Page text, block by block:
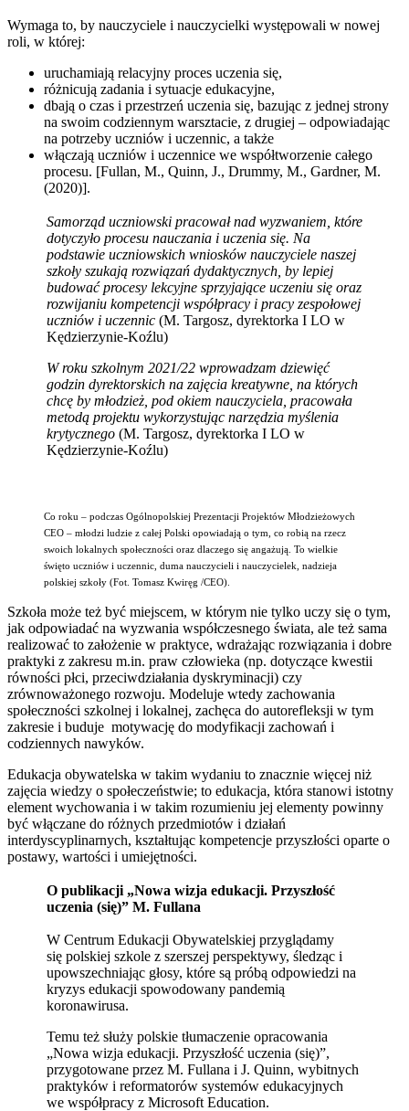
Wymaga to, by nauczyciele i nauczycielki występowali w nowej
roli, w której:
uruchamiają relacyjny proces uczenia się,
różnicują zadania i sytuacje edukacyjne,
dbają o czas i przestrzeń uczenia się, bazując z jednej strony
na swoim codziennym warsztacie, z drugiej – odpowiadając
na potrzeby uczniów i uczennic, a także
włączają uczniów i uczennice we współtworzenie całego
procesu. [Fullan, M., Quinn, J., Drummy, M., Gardner, M.
(2020)].
Samorząd uczniowski pracował nad wyzwaniem, które
dotyczyło procesu nauczania i uczenia się. Na
podstawie uczniowskich wniosków nauczyciele naszej
szkoły szukają rozwiązań dydaktycznych, by lepiej
budować procesy lekcyjne sprzyjające uczeniu się oraz
rozwijaniu kompetencji współpracy i pracy zespołowej
uczniów i uczennic (M. Targosz, dyrektorka I LO w
Kędzierzynie-Koźlu)
W roku szkolnym 2021/22 wprowadzam dziewięć
godzin dyrektorskich na zajęcia kreatywne, na których
chcę by młodzież, pod okiem nauczyciela, pracowała
metodą projektu wykorzystując narzędzia myślenia
krytycznego (M. Targosz, dyrektorka I LO w
Kędzierzynie-Koźlu)
Co roku – podczas Ogólnopolskiej Prezentacji Projektów Młodzieżowych
CEO – młodzi ludzie z całej Polski opowiadają o tym, co robią na rzecz
swoich lokalnych społeczności oraz dlaczego się angażują. To wielkie
święto uczniów i uczennic, duma nauczycieli i nauczycielek, nadzieja
polskiej szkoły (Fot. Tomasz Kwiręg /CEO).
Szkoła może też być miejscem, w którym nie tylko uczy się o tym,
jak odpowiadać na wyzwania współczesnego świata, ale też sama
realizować to założenie w praktyce, wdrażając rozwiązania i dobre
praktyki z zakresu m.in. praw człowieka (np. dotyczące kwestii
równości płci, przeciwdziałania dyskryminacji) czy
zrównoważonego rozwoju. Modeluje wtedy zachowania
społeczności szkolnej i lokalnej, zachęca do autorefleksji w tym
zakresie i buduje motywację do modyfikacji zachowań i
codziennych nawyków.
Edukacja obywatelska w takim wydaniu to znacznie więcej niż
zajęcia wiedzy o społeczeństwie; to edukacja, która stanowi istotny
element wychowania i w takim rozumieniu jej elementy powinny
być włączane do różnych przedmiotów i działań
interdyscyplinarnych, kształtując kompetencje przyszłości oparte o
postawy, wartości i umiejętności.
O publikacji „Nowa wizja edukacji. Przyszłość
uczenia (się)” M. Fullana
W Centrum Edukacji Obywatelskiej przyglądamy
się polskiej szkole z szerszej perspektywy, śledząc i
upowszechniając głosy, które są próbą odpowiedzi na
kryzys edukacji spowodowany pandemią
koronawirusa.
Temu też służy polskie tłumaczenie opracowania
„Nowa wizja edukacji. Przyszłość uczenia (się)”,
przygotowane przez M. Fullana i J. Quinn, wybitnych
praktyków i reformatorów systemów edukacyjnych
we współpracy z Microsoft Education.